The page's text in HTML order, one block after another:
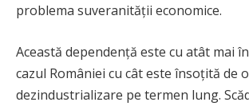
problema suveranității economice.
Această dependență este cu atât mai
cazul României cu cât este însoțită de o
dezindustrializare pe termen lung.